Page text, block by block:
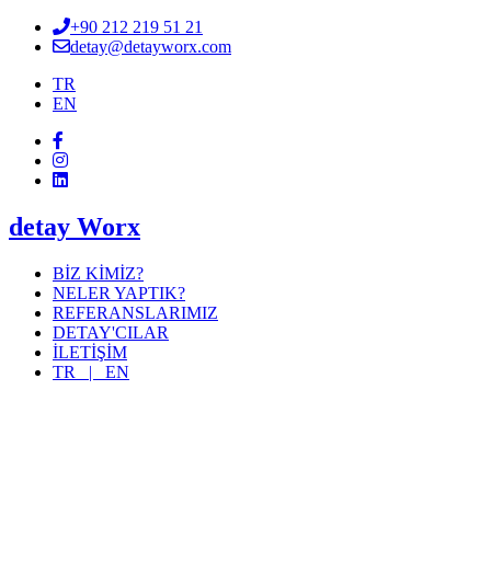
+90 212 219 51 21
detay@detayworx.com
TR
EN
detay Worx
BİZ KİMİZ?
NELER YAPTIK?
REFERANSLARIMIZ
DETAY'CILAR
İLETİŞİM
TR | EN